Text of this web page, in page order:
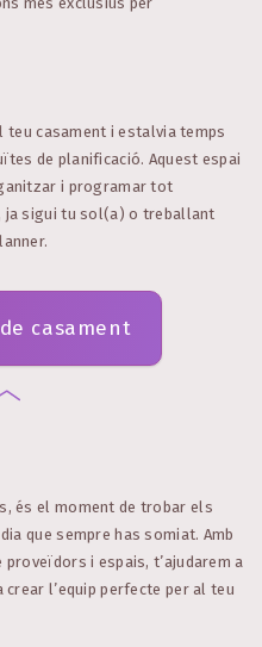
teu casament i estalvia temps
de planificació. Aquest espai
i programar tot
ja sigui tu sol(a) o treballant
casament
és el moment de trobar els
que sempre has somiat. Amb
i espais, t’ajudarem a
l’equip perfecte per al teu